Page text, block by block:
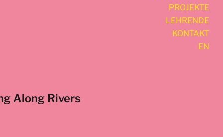
PROJEKTE
LEHRENDE
KONTAKT
EN
Along Rivers